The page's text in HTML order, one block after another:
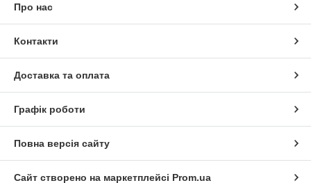
Про нас
Контакти
Доставка та оплата
Графік роботи
Повна версія сайту
Сайт створено на маркетплейсі Prom.ua